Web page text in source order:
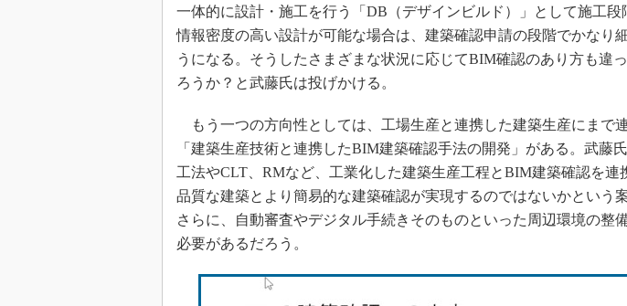
一体的に設計・施工を行う「DB（デザインビルド）」として施工段
情報密度の高い設計が可能な場合は、建築確認申請の段階でかなり
うになる。そうしたさまざまな状況に応じてBIM確認のあり方も違
ろうか？と武藤氏は投げかける。
もう一つの方向性としては、工場生産と連携した建築生産にまで
「建築生産技術と連携したBIM建築確認手法の開発」がある。武藤
工法やCLT、RMなど、工業化した建築生産工程とBIM建築確認を連
品質な建築とより簡易的な建築確認が実現するのではないかという
さらに、自動審査やデジタル手続きそのものといった周辺環境の整
必要があるだろう。